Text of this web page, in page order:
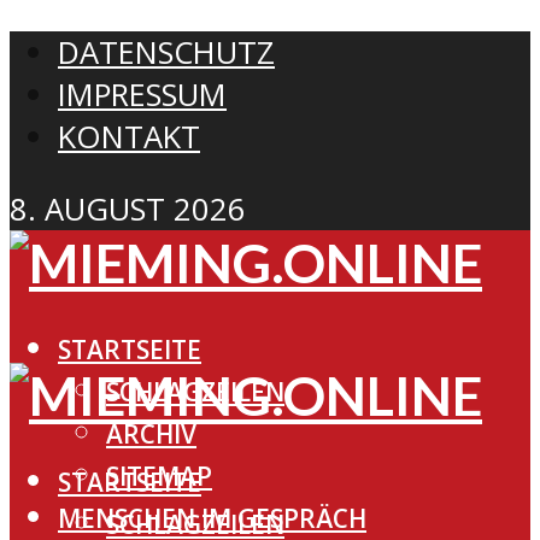
DATENSCHUTZ
IMPRESSUM
KONTAKT
8. AUGUST 2026
STARTSEITE
SCHLAGZEILEN
ARCHIV
SITEMAP
MENSCHEN IM GESPRÄCH
STARTSEITE
SCHLAGZEILEN